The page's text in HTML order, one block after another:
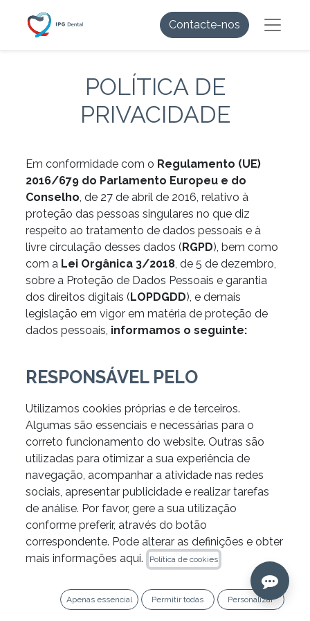
Contacte-nos
POLÍTICA DE
PRIVACIDADE
Em conformidade com o Regulamento (UE)
2016/679 do Parlamento Europeu e do
Conselho, de 27 de abril de 2016, relativo à
proteção das pessoas singulares no que diz
respeito ao tratamento de dados pessoais e à
livre circulação desses dados (RGPD), bem como
com a Lei Orgânica 3/2018, de 5 de dezembro,
sobre a Proteção de Dados Pessoais e garantia
dos direitos digitais (LOPDGDD), e demais
legislação em vigor em matéria de proteção de
dados pessoais, informamos o seguinte:
RESPONSÁVEL PELO
QUEM VAI TRATAR OS SEUS DADOS?
Identidad: IPG DENTAL GROUP, S.L. (En
adelante “LA ENTIDAD”)
NIPC:518254313
Naturaleza Jurídica:SOCIEDADE POR
QUOTAS
Sede:Rua Estado da Índia, nº4, 3ºb
E-mail: bomdia@ipgdental.com
Encarregado de Proteção de Dados (DPO): Como
contactar o DPO? Enviando um e-mail para
kasikconsultores@gmail.com
Utilizamos cookies próprias e de terceiros.
Algumas são essenciais e necessárias para o
correto funcionamento do website. Outras são
utilizadas para otimizar a sua experiência de
navegação, acompanhar a atividade nas redes
sociais, apresentar publicidade e realizar tarefas
de análise. Por favor, gere a sua utilização
conforme preferir, através do botão
correspondente. Pode alterar as definições e obter
mais informações aqui.
Política de cookies
Apenas essencial Permitir todas Personalizar